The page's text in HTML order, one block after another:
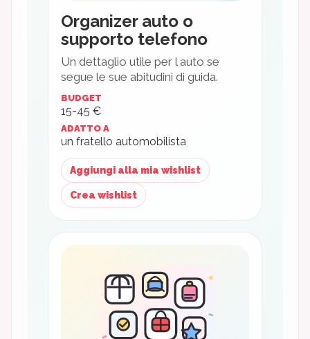
Organizer auto o
supporto telefono
Un dettaglio utile per l auto se
segue le sue abitudini di guida.
BUDGET
15-45 €
ADATTO A
un fratello automobilista
Aggiungi alla mia wishlist
Crea wishlist